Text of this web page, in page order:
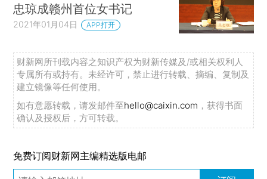
忠琼成赣州首位女书记
2021年01月04日 APP打开
财新网所刊载内容之知识产权为财新传媒及/或相关权利人
专属所有或持有。未经许可，禁止进行转载、摘编、复制及
建立镜像等任何使用。
如有意愿转载，请发邮件至hello@caixin.com ，获得书面
确认及授权后，方可转载。
免费订阅财新网主编精选版电邮